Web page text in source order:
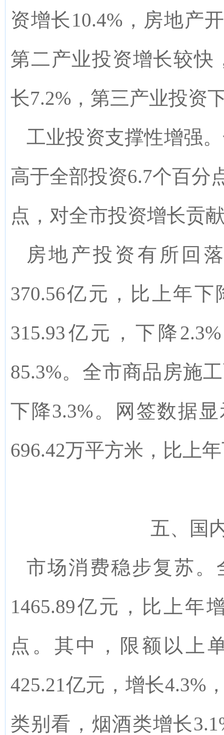
资增长10.4% ，房地产
第二产业投资增长较快
长7.2% ，第三产业投资
工业投资支撑性增强。
高于全部投资6.7个百分
点，对全市投资增长贡
房地产投资有所回
370.56亿元，比上年下
315.93亿元， 下降2.3%
85.3%。全市商品房施
下降3.3%。网签数据
696.42万平方米，比上
五、
国
市场消费稳步复苏。
1465.89亿元，比上年
点。其中，限额以上
425.21亿元，增长4.3%
类别看， 烟酒类增长